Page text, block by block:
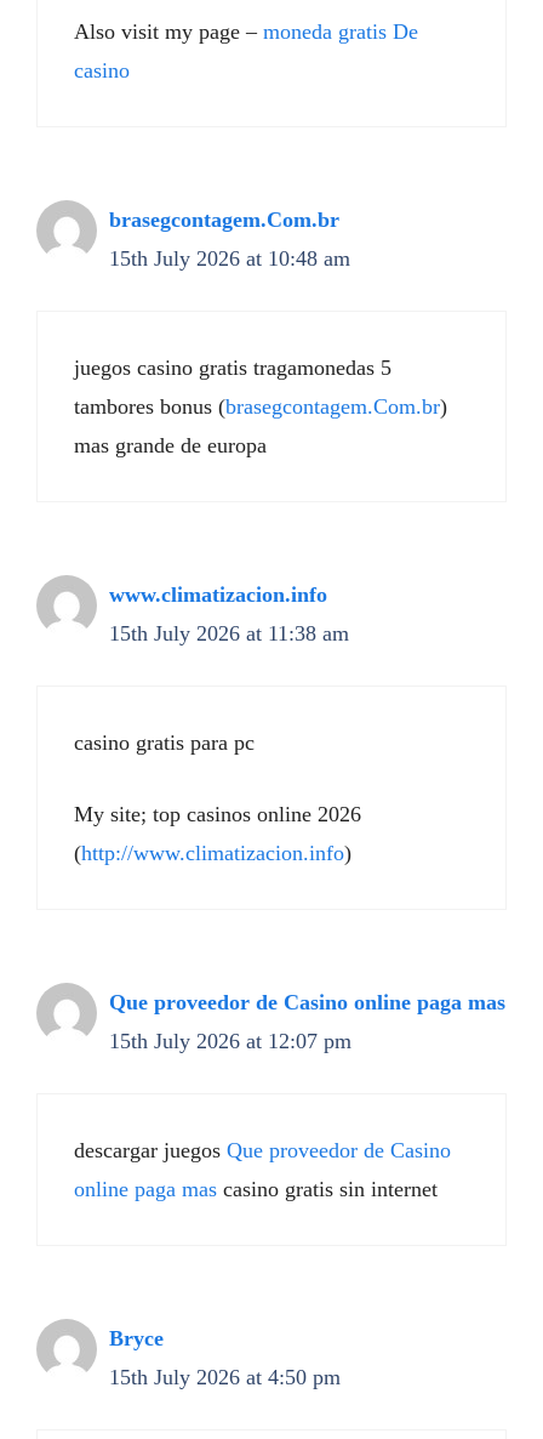
Also visit my page – moneda gratis De
casino
brasegcontagem.Com.br
15th July 2026 at 10:48 am
juegos casino gratis tragamonedas 5
tambores bonus (brasegcontagem.Com.br)
mas grande de europa
www.climatizacion.info
15th July 2026 at 11:38 am
casino gratis para pc
My site; top casinos online 2026
(http://www.climatizacion.info)
Que proveedor de Casino online paga mas
15th July 2026 at 12:07 pm
descargar juegos Que proveedor de Casino
online paga mas casino gratis sin internet
Bryce
15th July 2026 at 4:50 pm